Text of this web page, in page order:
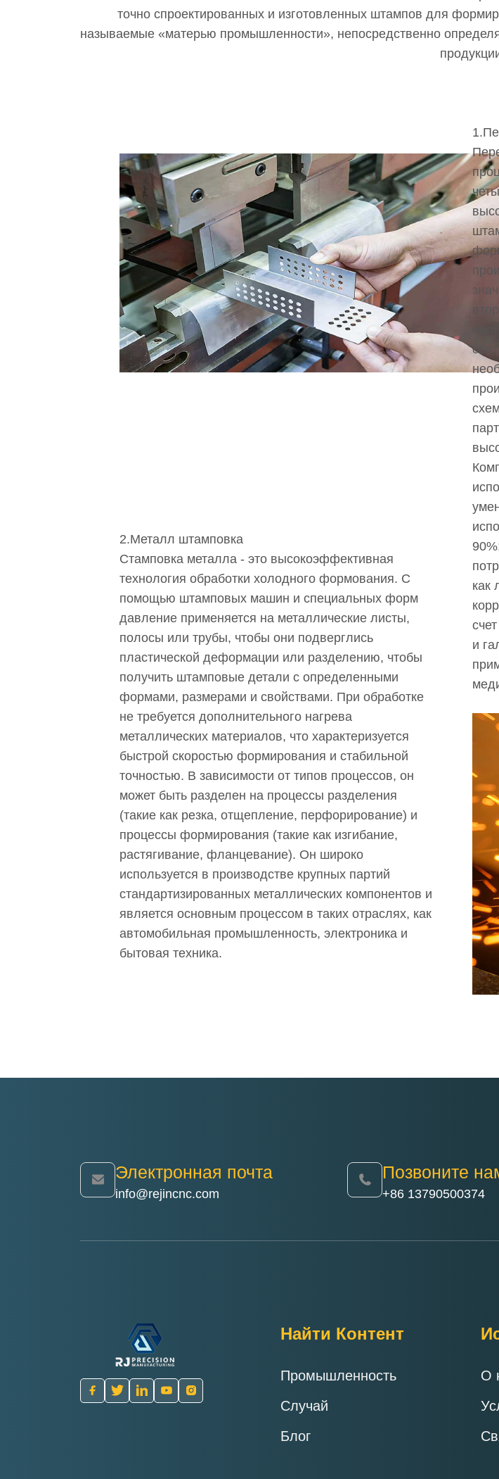
точно спроектированных и изготовленных штампов для
называемые «матерью промышленности», непосредственно
2.Металл штамповка
Стамповка металла - это высокоэффективная
технология обработки холодного формования. С
помощью штамповых машин и специальных форм
давление применяется на металлические листы,
полосы или трубы, чтобы они подверглись
пластической деформации или разделению, чтобы
получить штамповые детали с определенными
формами, размерами и свойствами. При обработке
не требуется дополнительного нагрева
металлических материалов, что характеризуется
быстрой скоростью формирования и стабильной
точностью. В зависимости от типов процессов, он
может быть разделен на процессы разделения
(такие как резка, отщепление, перфорирование) и
процессы формирования (такие как изгибание,
растягивание, фланцевание). Он широко
используется в производстве крупных партий
стандартизированных металлических компонентов и
является основным процессом в таких отраслях, как
автомобильная промышленность, электроника и
бытовая техника.
как
и
Электронная почта
info@rejincnc.com
Позвоните
+86 13790500374
Найти Контент
Промышленность
Случай
Блог
О